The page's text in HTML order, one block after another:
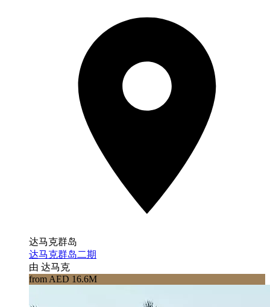
达马克群岛
达马克群岛二期
由 达马克
from AED 16.6M